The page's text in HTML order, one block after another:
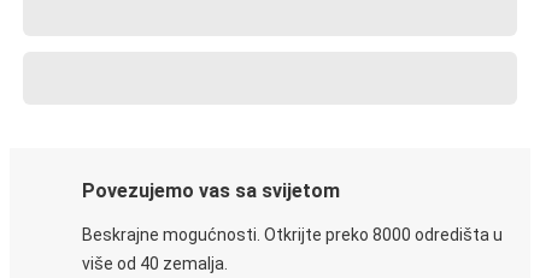
Povezujemo vas sa svijetom
Beskrajne mogućnosti. Otkrijte preko 8000 odredišta u
više od 40 zemalja.